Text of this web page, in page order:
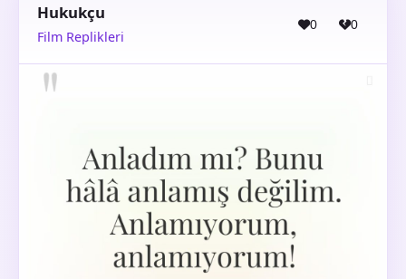
Hukukçu
Film Replikleri
0 0